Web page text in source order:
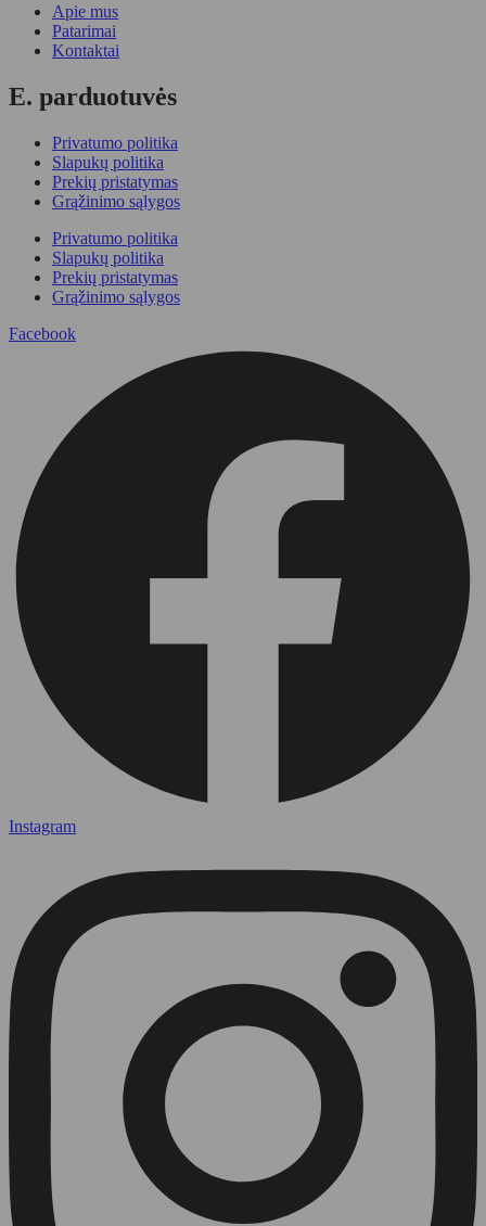
Apie mus
Patarimai
Kontaktai
E. parduotuvės
Privatumo politika
Slapukų politika
Prekių pristatymas
Grąžinimo sąlygos
Privatumo politika
Slapukų politika
Prekių pristatymas
Grąžinimo sąlygos
Facebook
Instagram